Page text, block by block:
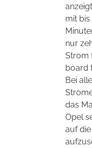
mit bis
nur
Strom
board
Bei
das
Opel
auf